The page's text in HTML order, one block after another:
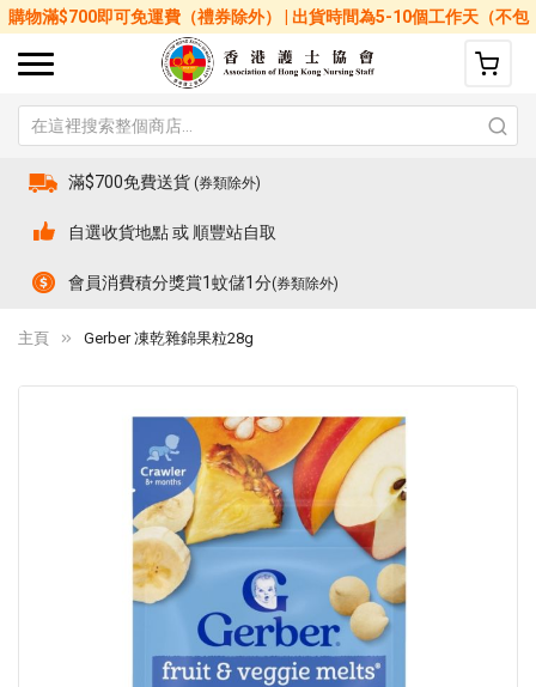
購物滿$700即可免運費（禮券除外） | 出貨時間為5-10個工作天（不包
括星期六、日及公眾假期）
滿$700免費送貨 (券類除外)
自選收貨地點 或 順豐站自取
會員消費積分獎賞1蚊儲1分(券類除外)
主頁 Gerber 凍乾雜錦果粒28g